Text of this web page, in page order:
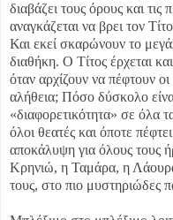
διαβάζει τους όρους και
αναγκάζεται να βρει τον
Και εκεί σκαρώνουν το
διαθήκη. Ο Τίτος έρχεται
όταν αρχίζουν να πέφτουν
αλήθεια; Πόσο δύσκολο
«διαφορετικότητα» σε όλα
όλοι θεατές και όποτε
αποκάλυψη για όλους τους
Κρηνιώ, η Ταμάρα, η Λάουρα
τους, στο πιο μυστηριώδες